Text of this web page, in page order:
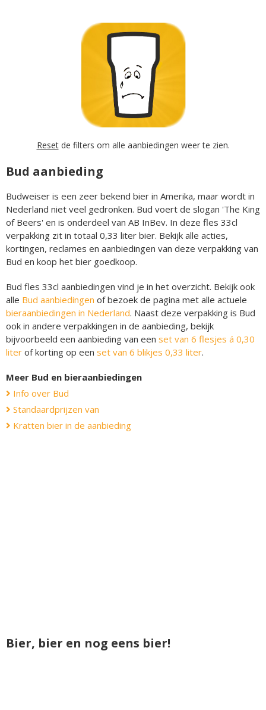
Resetde filters om alle aanbiedingen weer te zien.
Bud aanbieding
Budweiser is een zeer bekend bier in Amerika, maar wordt in
Nederland niet veel gedronken. Bud voert de slogan 'The King
of Beers' en is onderdeel van AB InBev. In deze fles 33cl
verpakking zit in totaal 0,33 liter bier. Bekijk alle acties,
kortingen, reclames en aanbiedingen van deze verpakking van
Bud en koop het bier goedkoop.
Bud fles 33cl aanbiedingen vind je in het overzicht. Bekijk ook
alle Bud aanbiedingen of bezoek de pagina met alle actuele
bieraanbiedingen in Nederland. Naast deze verpakking is Bud
ook in andere verpakkingen in de aanbieding, bekijk
bijvoorbeeld een aanbieding van een set van 6 flesjes á 0,30
liter of korting op een set van 6 blikjes 0,33 liter.
Meer Bud en bieraanbiedingen
Info over Bud
Standaardprijzen van
Kratten bier in de aanbieding
Bier, bier en nog eens bier!